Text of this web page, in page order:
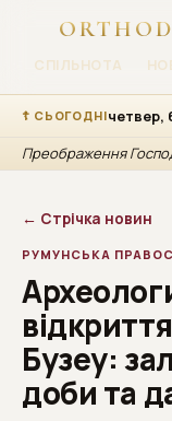
СПІЛЬНОТА
☦ СЬОГОДНІчетвер,
Преображення
← Стрічка новин
РУМУНСЬКА
Бузеу:
доби та